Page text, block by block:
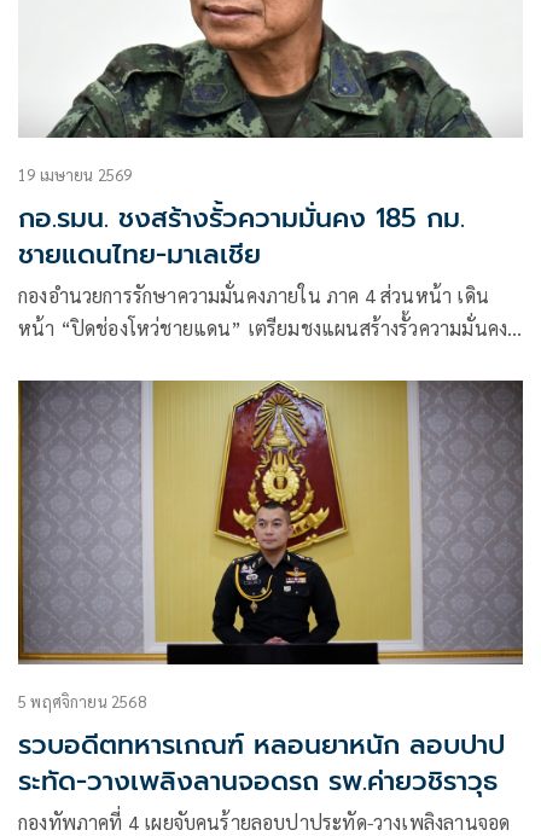
19 เมษายน 2569
กอ.รมน. ชงสร้างรั้วความมั่นคง 185 กม.
ชายแดนไทย-มาเลเชีย
กองอำนวยการรักษาความมั่นคงภายใน ภาค 4 ส่วนหน้า เดิน
หน้า “ปิดช่องโหว่ชายแดน” เตรียมชงแผนสร้างรั้วความมั่นคง
5 พฤศจิกายน 2568
รวบอดีตทหารเกณฑ์ หลอนยาหนัก ลอบปาป
ระทัด-วางเพลิงลานจอดรถ รพ.ค่ายวชิราวุธ
กองทัพภาคที่ 4 เผยจับคนร้ายลอบปาประทัด-วางเพลิงลานจอด